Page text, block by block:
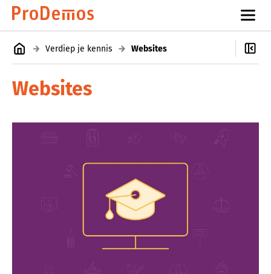
Verdiep je kennis Websites
Websites